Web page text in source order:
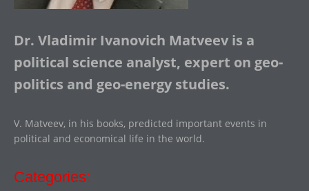
Dr. Vladimir Ivanovich Matveev is a
political science analyst, expert on geo-
politics and geo-energy studies.
V. Matveev, in his books, predicted important events in
political and economical life in the world.
Categories: